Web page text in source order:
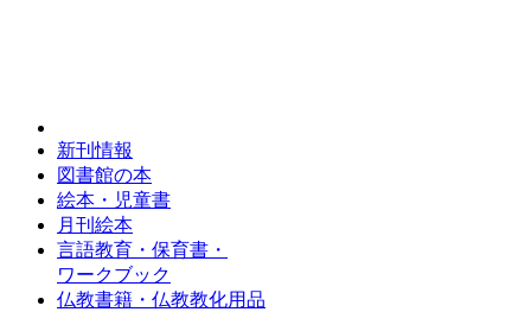
新刊情報
図書館の本
絵本・児童書
月刊絵本
言語教育・保育書・
ワークブック
仏教書籍・仏教教化用品